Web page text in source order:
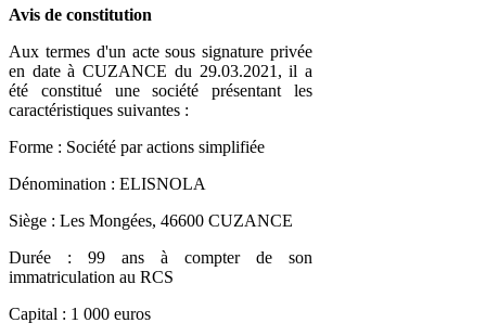
Avis de constitution
Aux termes d'un acte sous signature privée
en date à CUZANCE du 29.03.2021, il a
été constitué une société présentant les
caractéristiques suivantes :
Forme : Société par actions simplifiée
Dénomination : ELISNOLA
Siège : Les Mongées, 46600 CUZANCE
Durée : 99 ans à compter de son
immatriculation au RCS
Capital : 1 000 euros